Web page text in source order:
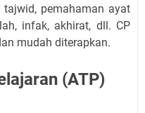
pemahaman ayat
infak, akhirat, dll. CP
mudah diterapkan.
(ATP)